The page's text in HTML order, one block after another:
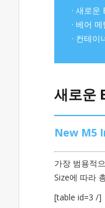
· 새로
· 베어
· 컨테
새로운
New M5
가장 범용적
Size에 따라
[table id=3 /]